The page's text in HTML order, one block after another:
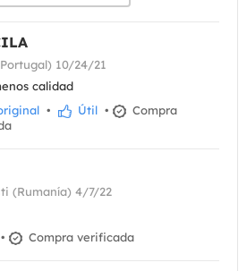
10/24/21
calidad
• Útil •
Compra
(Rumanía) 4/7/22
• Compra verificada